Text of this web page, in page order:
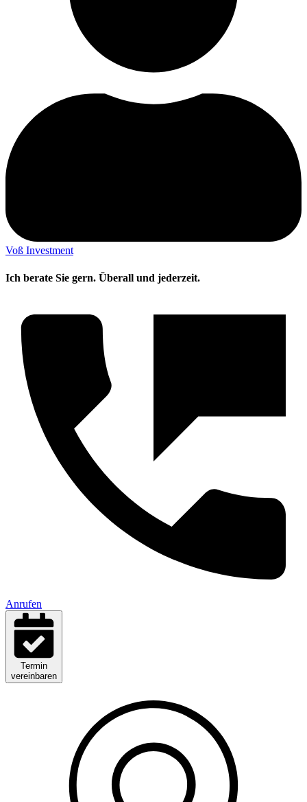
Voß Investment
Ich berate Sie gern. Überall und jederzeit.
Anrufen
Termin
vereinbaren